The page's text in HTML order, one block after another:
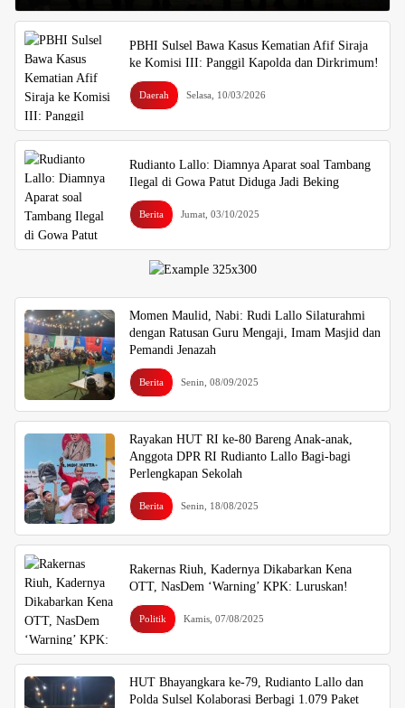
PBHI Sulsel Bawa Kasus Kematian Afif Siraja
ke Komisi III: Panggil Kapolda dan Dirkrimum!
Daerah Selasa, 10/03/2026
Rudianto Lallo: Diamnya Aparat soal Tambang
Ilegal di Gowa Patut Diduga Jadi Beking
Berita Jumat, 03/10/2025
Momen Maulid, Nabi: Rudi Lallo Silaturahmi
dengan Ratusan Guru Mengaji, Imam Masjid dan
Pemandi Jenazah
Berita Senin, 08/09/2025
Rayakan HUT RI ke-80 Bareng Anak-anak,
Anggota DPR RI Rudianto Lallo Bagi-bagi
Perlengkapan Sekolah
Berita Senin, 18/08/2025
Rakernas Riuh, Kadernya Dikabarkan Kena
OTT, NasDem ‘Warning’ KPK: Luruskan!
Politik Kamis, 07/08/2025
HUT Bhayangkara ke-79, Rudianto Lallo dan
Polda Sulsel Kolaborasi Berbagi 1.079 Paket